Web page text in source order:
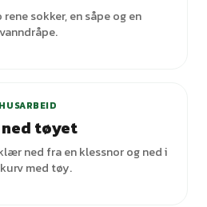
sokker, en såpe og en
vanndråpe.
HUSARBEID
ned tøyet
ned fra en klessnor og ned i
med tøy.